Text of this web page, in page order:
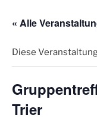
« Alle
Diese
Trier